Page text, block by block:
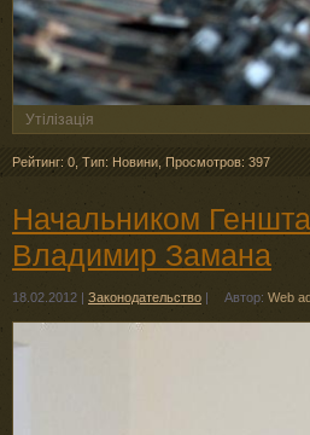
Утілізація
Рейтинг: 0 Тип: Новини Просмотров: 397
Начальником
Владимир Замана
18.02.2012 | Законодательство | Автор: Web